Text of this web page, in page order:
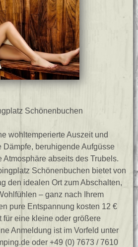
Schönenbuchen
wohltemperierte Auszeit und
beruhigende Aufgüsse
Atmosphäre abseits des Trubels.
Schönenbuchen bietet von
den idealen Ort zum Abschalten,
– ganz nach Ihrem
pure Entspannung kosten 12 €
für eine kleine oder größere
Anmeldung ist im Vorfeld unter
oder +49 (0) 7673 / 7610